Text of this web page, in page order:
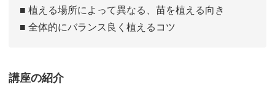
■ 植える場所によって異なる、苗を植える向き
■ 全体的にバランス良く植えるコツ
講座の紹介